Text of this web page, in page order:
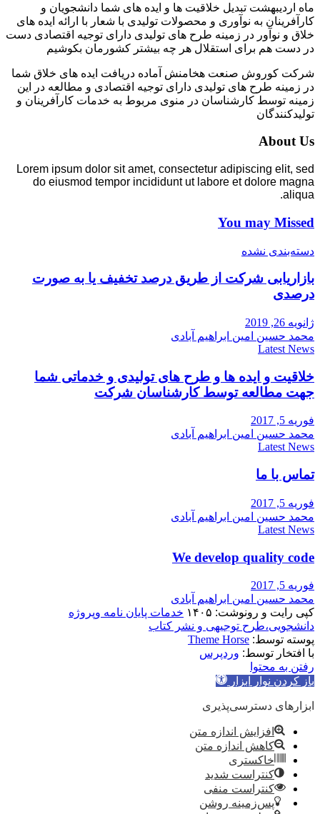
ماه اردیبهشت تبدیل خلاقیت ها و ایده های شما دانشجویان و
کارآفرینان به نوآوری و محصولات تولیدی با شعار با ارائه ایده های
خلاق و نوآور در زمینه طرح های تولیدی دارای توجیه اقتصادی دست
در دست هم برای استقلال هر چه بیشتر کشورمان بکوشیم
شرکت کوروش صنعت هخامنش آماده دریافت ایده های خلاق شما
در زمینه طرح های تولیدی دارای توجیه اقتصادی و مطالعه در این
زمینه توسط کارشناسان در منوی مربوط به خدمات کارآفرینان و
تولیدکنندگان
About Us
Lorem ipsum dolor sit amet, consectetur adipiscing elit, sed
do eiusmod tempor incididunt ut labore et dolore magna
aliqua.
You may Missed
دسته‌بندی نشده
بازاریابی شرکت از طریق درصد تخفیف یا به صورت
درصدی
ژانویه 26, 2019
محمد حسین امین ابراهیم آبادی
Latest News
خلاقیت و ایده ها و طرح های تولیدی و خدماتی شما
جهت مطالعه توسط کارشناسان شرکت
فوریه 5, 2017
محمد حسین امین ابراهیم آبادی
Latest News
تماس با ما
فوریه 5, 2017
محمد حسین امین ابراهیم آبادی
Latest News
We develop quality code
فوریه 5, 2017
محمد حسین امین ابراهیم آبادی
کپی رایت و رونوشت: ۱۴۰۵
خدمات پایان نامه وپروژه
دانشجویی،طرح توجیهی و نشر کتاب
پوسته توسط: Theme Horse
با افتخار توسط: وردپرس
رفتن به محتوا
باز کردن نوار ابزار
ابزارهای دسترسی‌پذیری
افزایش اندازه متن
کاهش اندازه متن
خاکستری
کنتراست شدید
کنتراست منفی
پس‌زمینه روشن